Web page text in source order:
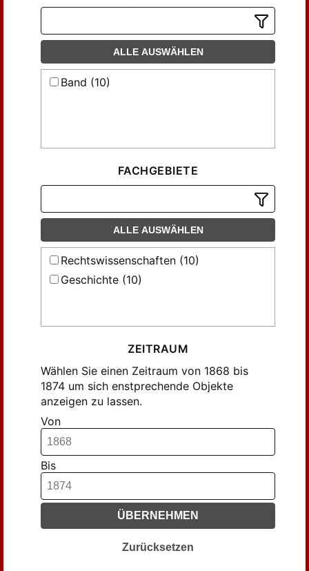
ALLE AUSWÄHLEN
Band (10)
FACHGEBIETE
ALLE AUSWÄHLEN
Rechtswissenschaften (10)
Geschichte (10)
ZEITRAUM
Wählen Sie einen Zeitraum von 1868 bis
1874 um sich enstprechende Objekte
anzeigen zu lassen.
Von
Bis
ÜBERNEHMEN
Zurücksetzen